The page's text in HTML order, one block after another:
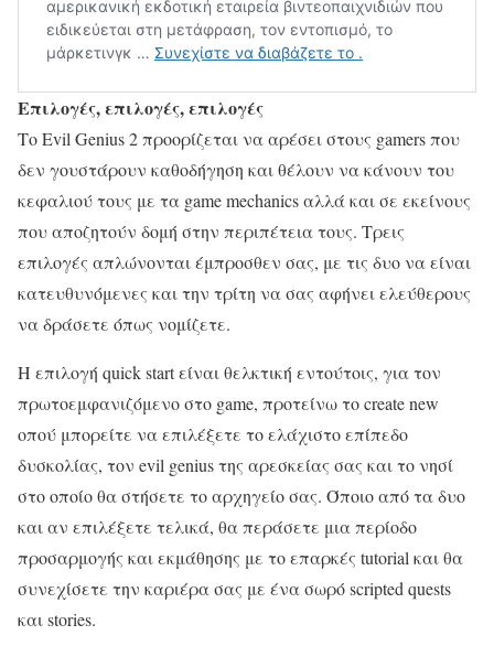
Επιλογές, επιλογές, επιλογές
Το Evil Genius 2 προορίζεται να αρέσει στους gamers που
δεν γουστάρουν καθοδήγηση και θέλουν να κάνουν του
κεφαλιού τους με τα game mechanics αλλά και σε εκείνους
που αποζητούν δομή στην περιπέτεια τους. Τρεις
επιλογές απλώνονται έμπροσθεν σας, με τις δυο να είναι
κατευθυνόμενες και την τρίτη να σας αφήνει ελεύθερους
να δράσετε όπως νομίζετε.
Η επιλογή quick start είναι θελκτική εντούτοις, για τον
πρωτοεμφανιζόμενο στο game, προτείνω το create new
οπού μπορείτε να επιλέξετε το ελάχιστο επίπεδο
δυσκολίας, τον evil genius της αρεσκείας σας και το νησί
στο οποίο θα στήσετε το αρχηγείο σας. Όποιο από τα δυο
και αν επιλέξετε τελικά, θα περάσετε μια περίοδο
προσαρμογής και εκμάθησης με το επαρκές tutorial και θα
συνεχίσετε την καριέρα σας με ένα σωρό scripted quests
και stories.